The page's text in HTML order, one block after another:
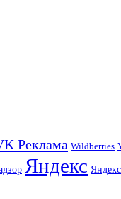
Реклама Wildberries
Яндекс